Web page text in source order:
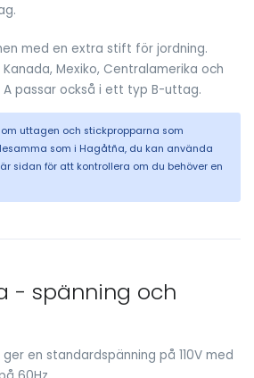
med en extra stift för jordning.
Mexiko, Centralamerika och
A passar också i ett typ B-uttag.
uttagen och stickpropparna som
som i Hagåtña, du kan använda
sidan för att kontrollera om du behöver en
- spänning och
en standardspänning på 110V med